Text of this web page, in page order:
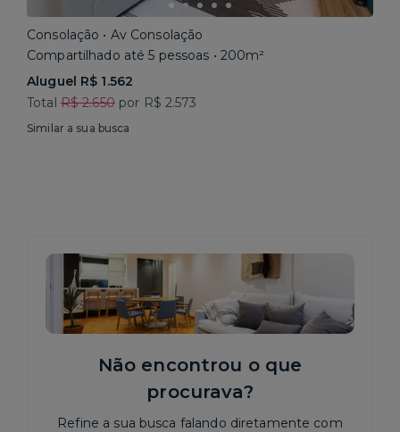
Consolação • Av Consolação
Compartilhado até 5 pessoas • 200m²
Aluguel R$ 1.562
Total R$ 2.650por R$ 2.573
Similar a sua busca
Não encontrou o que
procurava?
Refine a sua busca falando diretamente com